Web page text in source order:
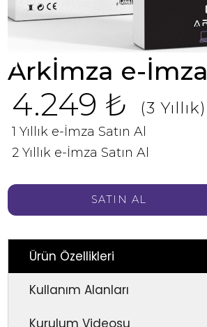
Arkİmza e-İmza
4.249 ₺ (3 Yıllık)
1 Yıllık e-İmza Satın Al
2 Yıllık e-İmza Satın Al
SATIN AL
Ürün Özellikleri
Kullanım Alanları
Kurulum Videosu